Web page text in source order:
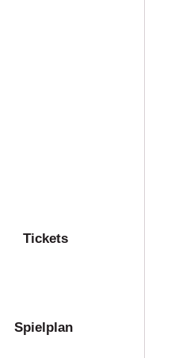
Tickets
Spielplan